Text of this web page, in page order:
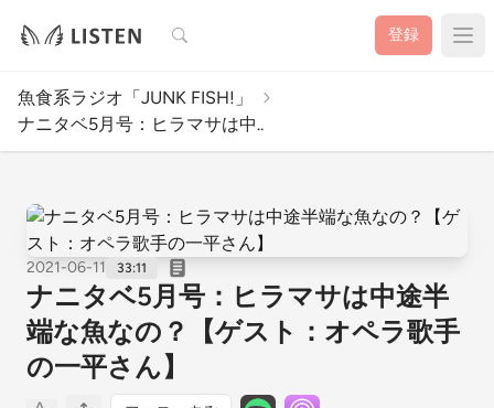
検索 登録
魚食系ラジオ「JUNK FISH!」
ナニタベ5月号：ヒラマサは中..
2021-06-11 33:11
ナニタベ5月号：ヒラマサは中途半
端な魚なの？【ゲスト：オペラ歌手
の一平さん】